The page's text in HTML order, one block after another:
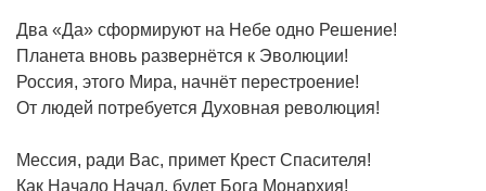
Два «Да» сформируют на Небе одно Решение!
Планета вновь развернётся к Эволюции!
Россия, этого Мира, начнёт перестроение!
От людей потребуется Духовная революция!
Мессия, ради Вас, примет Крест Спасителя!
Как Начало Начал, будет Бога Монархия!